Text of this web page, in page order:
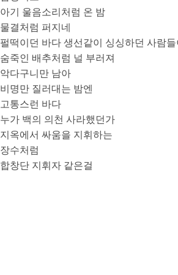
아기 울음소리처럼 온 밤
물결처럼 퍼지네
펄떡이던 바다 생선같이 싱싱하던 사람
숨죽인 배추처럼 널 부러져
악다구니만 남아
비명만 질러대는 밤엔
고통스런 바다
누가 백의 의천 사라했던가
지옥에서 싸움을 지휘하는
장수처럼
합창단 지휘자 같은걸